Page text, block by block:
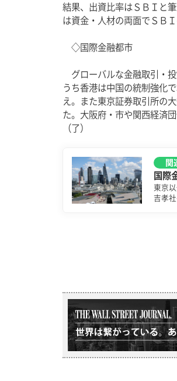
結果、出資比率はＳＢＩと
は資金・人材の両面でＳＢ
◇国際金融都市
グローバルな金融取引・
うち香港は中国の統制強化
え。また東京証券取引所の
た。大阪府・市や関西経済
（了）
関
国際
東京
吉孝